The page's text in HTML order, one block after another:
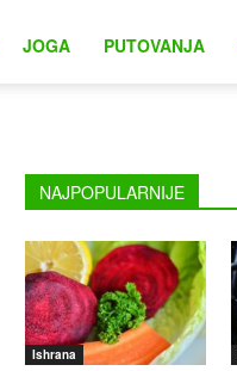
JOGA PUTOVANJA
NAJPOPULARNIJE
Ishrana